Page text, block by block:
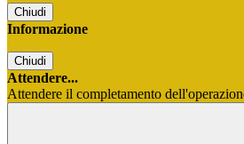
Chiudi
Informazione
Chiudi
Attendere...
Attendere il completamento